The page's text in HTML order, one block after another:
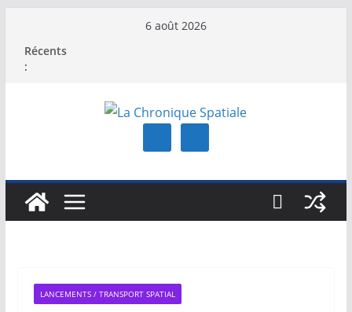
contenu
6 août 2026
Récents
:
LANCEMENTS / TRANSPORT SPATIAL